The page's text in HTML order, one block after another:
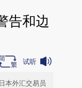
告和边
试听
本外汇交易员